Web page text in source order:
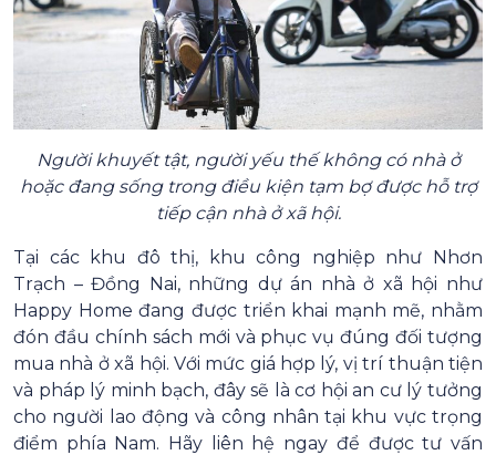
Người khuyết tật, người yếu thế không có nhà ở
hoặc đang sống trong điều kiện tạm bợ được hỗ trợ
tiếp cận nhà ở xã hội.
Tại các khu đô thị, khu công nghiệp như Nhơn
Trạch – Đồng Nai, những dự án nhà ở xã hội như
Happy Home đang được triển khai mạnh mẽ, nhằm
đón đầu chính sách mới và phục vụ đúng đối tượng
mua nhà ở xã hội. Với mức giá hợp lý, vị trí thuận tiện
và pháp lý minh bạch, đây sẽ là cơ hội an cư lý tưởng
cho người lao động và công nhân tại khu vực trọng
điểm phía Nam. Hãy liên hệ ngay để được tư vấn